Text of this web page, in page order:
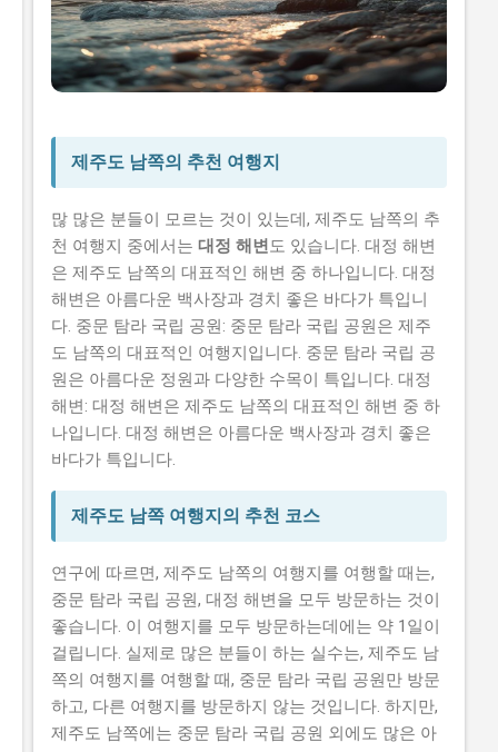
제주도 남쪽의 추천 여행지
많 많은 분들이 모르는 것이 있는데, 제주도 남쪽의 추
천 여행지 중에서는 대정 해변도 있습니다. 대정 해변
은 제주도 남쪽의 대표적인 해변 중 하나입니다. 대정
해변은 아름다운 백사장과 경치 좋은 바다가 특입니
다. 중문 탐라 국립 공원: 중문 탐라 국립 공원은 제주
도 남쪽의 대표적인 여행지입니다. 중문 탐라 국립 공
원은 아름다운 정원과 다양한 수목이 특입니다. 대정
해변: 대정 해변은 제주도 남쪽의 대표적인 해변 중 하
나입니다. 대정 해변은 아름다운 백사장과 경치 좋은
바다가 특입니다.
제주도 남쪽 여행지의 추천 코스
연구에 따르면, 제주도 남쪽의 여행지를 여행할 때는,
중문 탐라 국립 공원, 대정 해변을 모두 방문하는 것이
좋습니다. 이 여행지를 모두 방문하는데에는 약 1일이
걸립니다. 실제로 많은 분들이 하는 실수는, 제주도 남
쪽의 여행지를 여행할 때, 중문 탐라 국립 공원만 방문
하고, 다른 여행지를 방문하지 않는 것입니다. 하지만,
제주도 남쪽에는 중문 탐라 국립 공원 외에도 많은 아